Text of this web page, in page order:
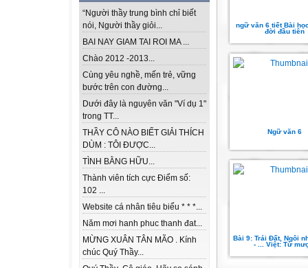
“Người thầy trung bình chỉ biết
nói, Người thầy giỏi...
BAI NAY GIAM TAI ROI MA ...
Chào 2012 -2013...
Cùng yêu nghề, mến trẻ, vững
bước trên con đường...
Dưới đây là nguyên văn "Ví dụ 1"
trong TT...
THẦY CÔ NÀO BIẾT GIẢI THÍCH
DÙM : TÔI ĐƯỢC...
TÌNH BẰNG HỮU...
Thành viên tích cực Điểm số:
102 ...
Website cá nhân tiêu biểu * * *...
Năm mơi hanh phuc thanh đat...
MỪNG XUÂN TÂN MÃO . Kính
chúc Quý Thầy...
ngữ văn 6 tiết Bài
đời đầu tiên
Ngữ văn 6
Bài 9: Trái Đất, Ngôi
- ... Việt: Từ